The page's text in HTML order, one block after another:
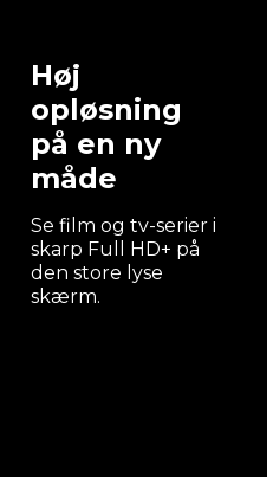
Høj
opløsning
på en ny
måde
Se film og tv-serier i
skarp Full HD+ på
den store lyse
skærm.